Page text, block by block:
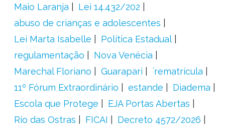
Maio Laranja
Lei 14.432/202
abuso de crianças e adolescentes
Lei Marta Isabelle
Política Estadual
regulamentação
Nova Venécia
Marechal Floriano
Guarapari
´rematrícula
11º Fórum Extraordinário
estande
Diadema
Escola que Protege
EJA Portas Abertas
Rio das Ostras
FICAI
Decreto 4572/2026